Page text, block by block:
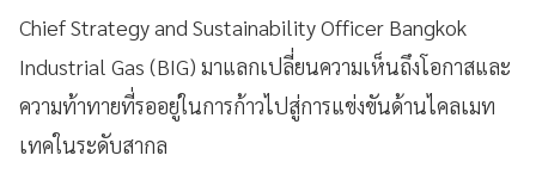
Chief Strategy and Sustainability Officer Bangkok
Industrial Gas (BIG) มาแลกเปลี่ยนความเห็นถึงโอกาสและ
ความท้าทายที่รออยู่ในการก้าวไปสู่การแข่งขันด้านไคลเมท
เทคในระดับสากล